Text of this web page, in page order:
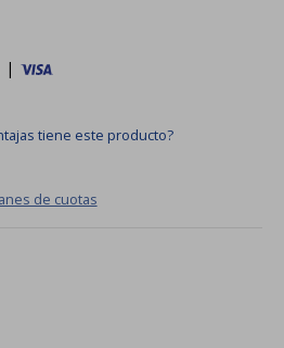
|
tiene este producto?
de cuotas